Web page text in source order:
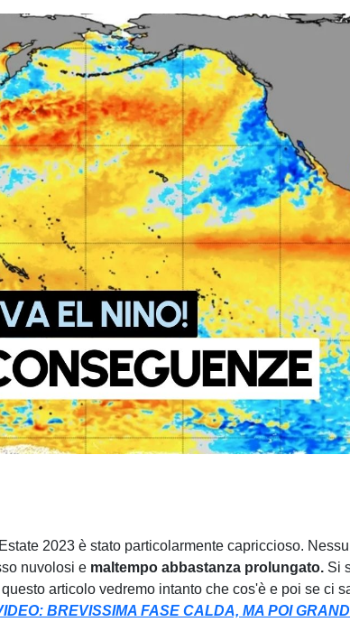
2023 è stato particolarmente capriccioso.
nuvolosi e maltempo abbastanza prolungato. Si
articolo vedremo intanto che cos'è e poi se ci
BREVISSIMA FASE CALDA, MA POI